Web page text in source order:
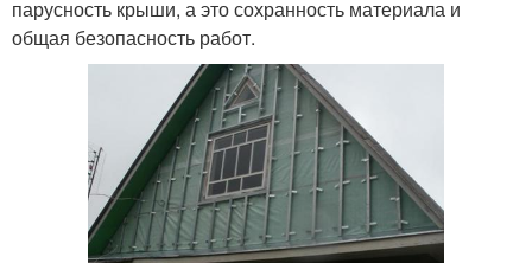
парусность крыши, а это сохранность материала и
общая безопасность работ.